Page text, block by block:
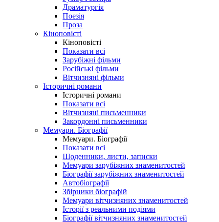
Драматургія
Поезія
Проза
Кіноповісті
Кіноповісті
Показати всі
Зарубіжні фільми
Російські фільми
Вітчизняні фільми
Історичні романи
Історичні романи
Показати всі
Вітчизняні письменники
Закордонні письменники
Мемуари. Біографії
Мемуари. Біографії
Показати всі
Щоденники, листи, записки
Мемуари зарубіжних знаменитостей
Біографії зарубіжних знаменитостей
Автобіографії
Збірники біографій
Мемуари вітчизняних знаменитостей
Історії з реальними подіями
Біографії вітчизняних знаменитостей